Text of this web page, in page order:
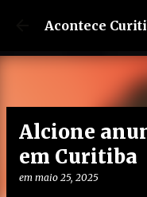
Pular
Acontece
Alcione
em Curitiba
em maio 25, 2025